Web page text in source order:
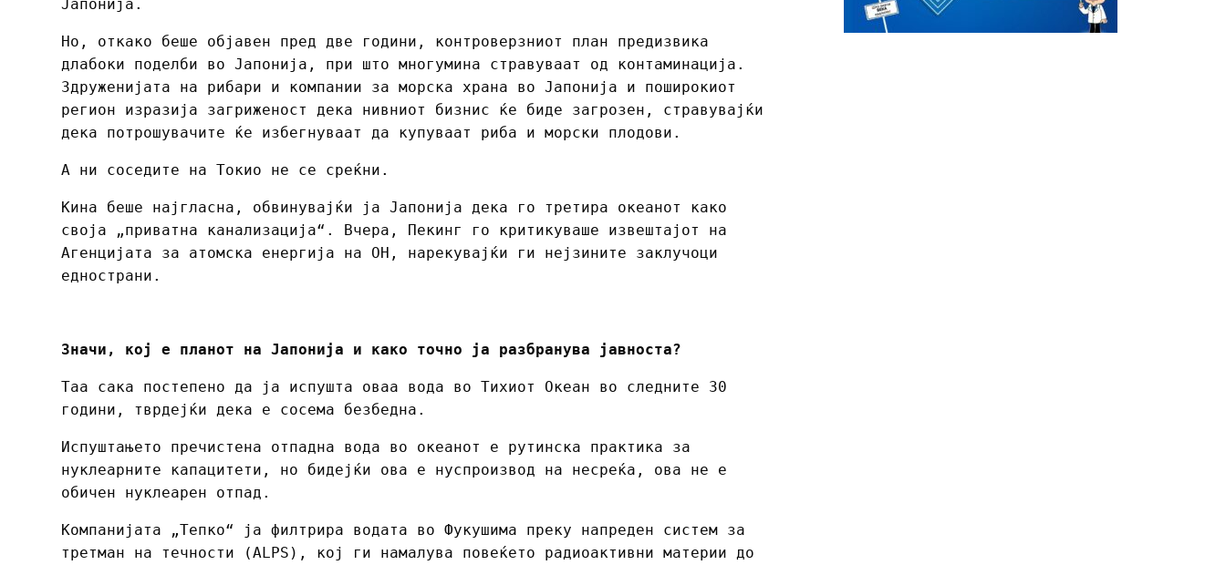
Јапонија.
Но, откако беше објавен пред две години, контроверзниот план предизвика
длабоки поделби во Јапонија, при што многумина стравуваат од контаминација.
Здруженијата на рибари и компании за морска храна во Јапонија и поширокиот
регион изразија загриженост дека нивниот бизнис ќе биде загрозен, стравувајќи
дека потрошувачите ќе избегнуваат да купуваат риба и морски плодови.
А ни соседите на Токио не се среќни.
Кина беше најгласна, обвинувајќи ја Јапонија дека го третира океанот како
своја „приватна канализација“. Вчера, Пекинг го критикуваше извештајот на
Агенцијата за атомска енергија на ОН, нарекувајќи ги нејзините заклучоци
еднострани.
Значи, кој е планот на Јапонија и како точно ја разбранува јавноста?
Таа сака постепено да ја испушта оваа вода во Тихиот Океан во следните 30
години, тврдејќи дека е сосема безбедна.
Испуштањето пречистена отпадна вода во океанот е рутинска практика за
нуклеарните капацитети, но бидејќи ова е нуспроизвод на несреќа, ова не е
обичен нуклеарен отпад.
Компанијата „Тепко“ ја филтрира водата во Фукушима преку напреден систем за
третман на течности (ALPS), кој ги намалува повеќето радиоактивни материи до